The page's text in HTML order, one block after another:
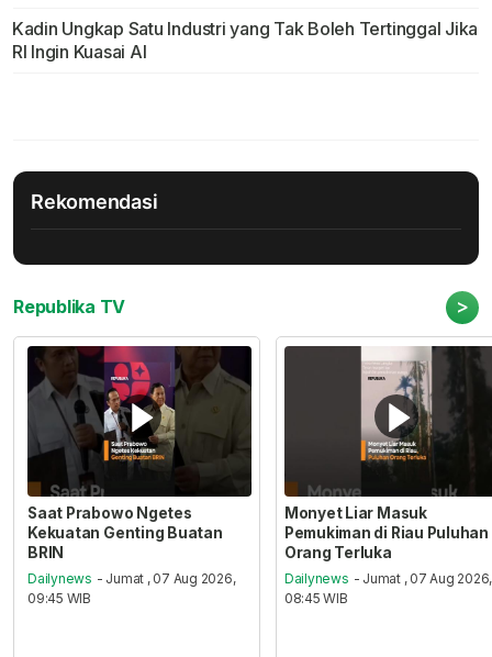
Kadin Ungkap Satu Industri yang Tak Boleh Tertinggal Jika
RI Ingin Kuasai AI
Rekomendasi
Republika TV >
Saat Prabowo Ngetes
Kekuatan Genting Buatan
BRIN
Dailynews - Jumat , 07 Aug 2026,
09:45 WIB
Monyet Liar Masuk
Pemukiman di Riau Puluhan
Orang Terluka
Dailynews - Jumat , 07 Aug 2026,
08:45 WIB